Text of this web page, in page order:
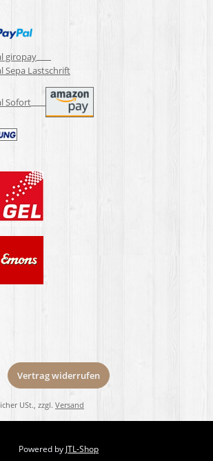
Vertrag widerrufen
USt., zzgl. Versand
Powered byJTL-Shop